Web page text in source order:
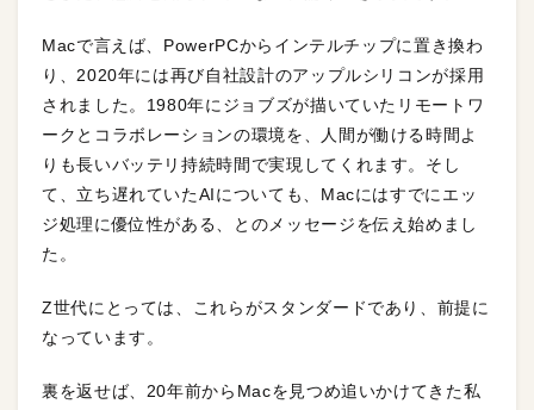
Macで言えば、PowerPCからインテルチップに置き換わ
り、2020年には再び自社設計のアップルシリコンが採用
されました。1980年にジョブズが描いていたリモートワ
ークとコラボレーションの環境を、人間が働ける時間よ
りも長いバッテリ持続時間で実現してくれます。そし
て、立ち遅れていたAIについても、Macにはすでにエッ
ジ処理に優位性がある、とのメッセージを伝え始めまし
た。
Z世代にとっては、これらがスタンダードであり、前提に
なっています。
裏を返せば、20年前からMacを見つめ追いかけてきた私